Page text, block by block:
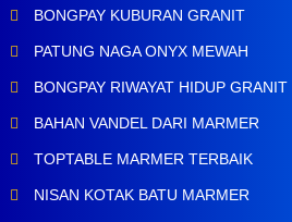
BONGPAY KUBURAN GRANIT
PATUNG NAGA ONYX MEWAH
BONGPAY RIWAYAT HIDUP GRANIT
BAHAN VANDEL DARI MARMER
TOPTABLE MARMER TERBAIK
NISAN KOTAK BATU MARMER